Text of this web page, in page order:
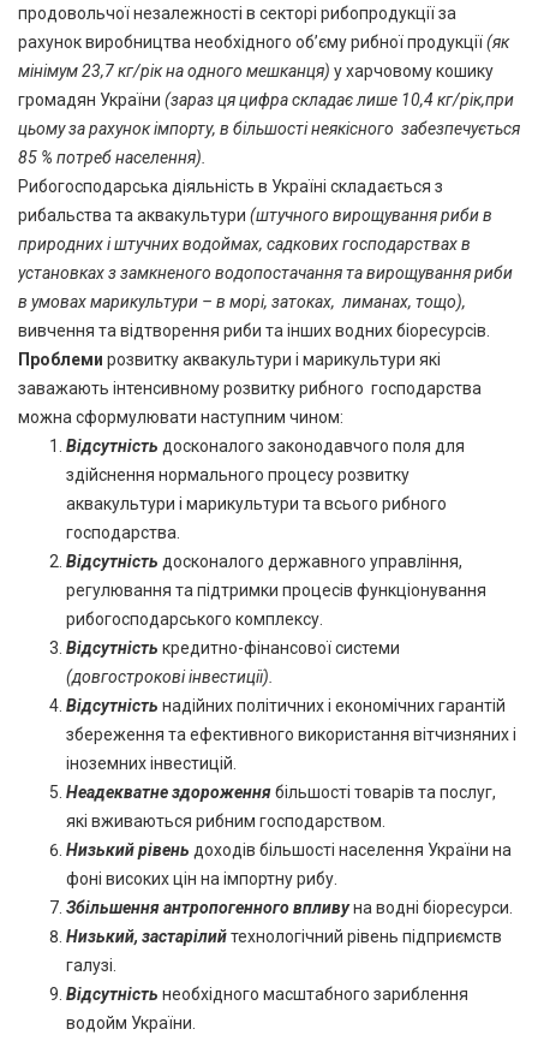
продовольчої незалежності в секторі рибопродукції за
рахунок виробництва необхідного об’єму рибної продукції(як
мінімум 23,7 кг/рік на одного мешканця) у харчовому кошику
громадян України (зараз ця цифра складає лише 10,4 кг/рік,при
цьому за рахунок імпорту, в більшості неякісного забезпечується
85 % потреб населення).
Рибогосподарська діяльність в Україні складається з
рибальства та аквакультури (штучного вирощування риби в
природних і штучних водоймах, садкових господарствах в
установках з замкненого водопостачання та вирощування риби
в умовах марикультури – в морі, затоках, лиманах, тощо),
вивчення та відтворення риби та інших водних біоресурсів.
Проблеми розвитку аквакультури і марикультури які
заважають інтенсивному розвитку рибного господарства
можна сформулювати наступним чином:
Відсутність досконалого законодавчого поля для
здійснення нормального процесу розвитку
аквакультури і марикультури та всього рибного
господарства.
Відсутність досконалого державного управління,
регулювання та підтримки процесів функціонування
рибогосподарського комплексу.
Відсутність кредитно-фінансової системи
(довгострокові інвестиції).
Відсутність надійних політичних і економічних гарантій
збереження та ефективного використання вітчизняних і
іноземних інвестицій.
Неадекватне здороженнябільшості товарів та послуг,
які вживаються рибним господарством.
Низький рівень доходів більшості населення України на
фоні високих цін на імпортну рибу.
Збільшення антропогенного впливуна водні біоресурси.
Низький, застарілийтехнологічний рівень підприємств
галузі.
Відсутність необхідного масштабного зариблення
водойм України.